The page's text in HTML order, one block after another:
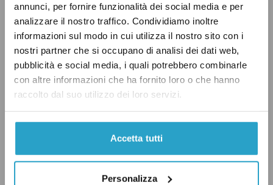
annunci, per fornire funzionalità dei social media e per
analizzare il nostro traffico. Condividiamo inoltre
informazioni sul modo in cui utilizza il nostro sito con i
nostri partner che si occupano di analisi dei dati web,
pubblicità e social media, i quali potrebbero combinarle
con altre informazioni che ha fornito loro o che hanno
raccolto dal suo utilizzo dei loro servizi.
Accetta tutti
Personalizza